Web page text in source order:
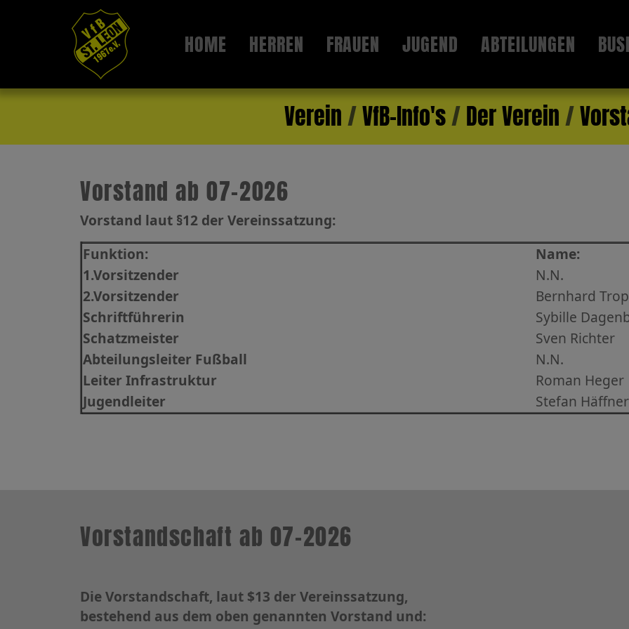
HOME HERREN FRAUEN JUGEND ABTEILUNGEN
Verein VfB-Info's Der Verein
Vorstand ab 07-2026
Vorstand laut §12 der Vereinssatzung:
Funktion:
Name:
1.Vorsitzender
N.N.
2.Vorsitzender
Bernhard
Schriftführerin
Sybille
Schatzmeister
Sven Richter
Abteilungsleiter Fußball
N.N.
Leiter Infrastruktur
Roman Heger
Jugendleiter
Stefan Häffner
Vorstandschaft ab 07-2026
Die Vorstandschaft, laut $13 der Vereinssatzung,
bestehend aus dem oben genannten Vorstand und: